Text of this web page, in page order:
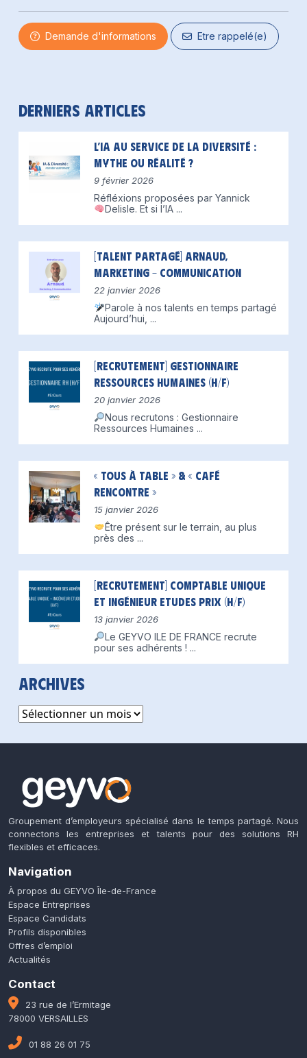
Demande d'informations Etre rappelé(e)
Derniers articles
L’IA au service de la diversité :
mythe ou réalité ?
9 février 2026
Réfléxions proposées par Yannick
Delisle. Et si l’IA ...
[Talent partagé] Arnaud,
Marketing – Communication
22 janvier 2026
Parole à nos talents en temps partagé
Aujourd’hui, ...
[Recrutement] Gestionnaire
Ressources Humaines (H/F)
20 janvier 2026
Nous recrutons : Gestionnaire
Ressources Humaines ...
« Tous à table » & « Café
Rencontre »
15 janvier 2026
Être présent sur le terrain, au plus
près des ...
[Recrutement] Comptable unique
et Ingénieur Etudes Prix (H/F)
13 janvier 2026
Le GEYVO ILE DE FRANCE recrute
pour ses adhérents ! ...
Archives
Archives
Groupement d’employeurs spécialisé dans le temps partagé. Nous
connectons les entreprises et talents pour des solutions RH
flexibles et efficaces.
Navigation
À propos du GEYVO Île-de-France
Espace Entreprises
Espace Candidats
Profils disponibles
Offres d’emploi
Actualités
Contact
23 rue de l’Ermitage
78000 VERSAILLES
01 88 26 01 75